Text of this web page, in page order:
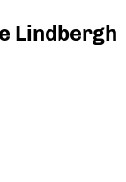
Lindbergh